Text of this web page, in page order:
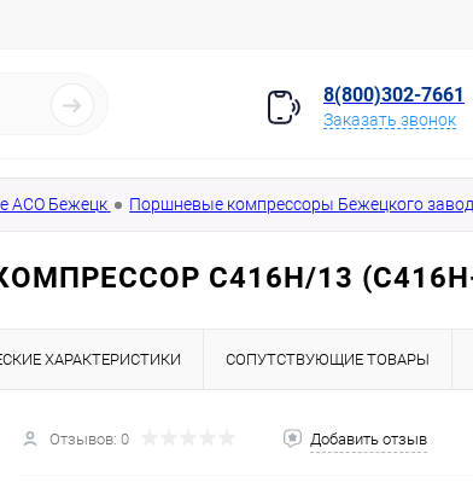
8(800)302-7661
Заказать звонок
АСО Бежецк Поршневые компрессоры Бежецкого
С416Н/13
ХАРАКТЕРИСТИКИ СОПУТСТВУЮЩИЕ ТОВАРЫ
Отзывов: 0 Добавить отзыв